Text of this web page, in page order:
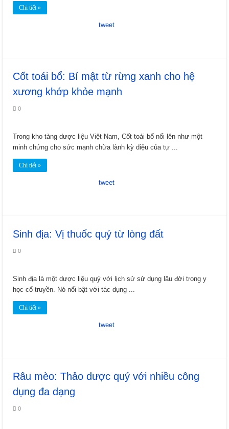
Chi tiết »
tweet
Cốt toái bổ: Bí mật từ rừng xanh cho hệ
xương khớp khỏe mạnh
0
Trong kho tàng dược liệu Việt Nam, Cốt toái bổ nổi lên như một
minh chứng cho sức mạnh chữa lành kỳ diệu của tự ...
Chi tiết »
tweet
Sinh địa: Vị thuốc quý từ lòng đất
0
Sinh địa là một dược liệu quý với lịch sử sử dụng lâu đời trong y
học cổ truyền. Nó nổi bật với tác dụng ...
Chi tiết »
tweet
Râu mèo: Thảo dược quý với nhiều công
dụng đa dạng
0